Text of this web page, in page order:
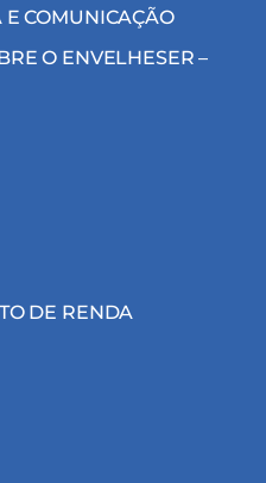
E COMUNICAÇÃO
O ENVELHESER –
DE RENDA